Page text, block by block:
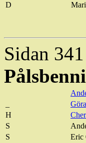
D
Sidan 341
H
S
S
Eric